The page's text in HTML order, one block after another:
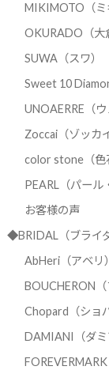
MIKIMOTO（ミ
OKURADO（大
SUWA（スワ）
Sweet 10
UNOAERRE（ウ
Zoccai（ゾッカイ
color stone（色
PEARL（パール
お客様の声
◆BRIDAL（ブライ
AbHeri（アベリ）
BOUCHERON（
Chopard（ショ
DAMIANI（ダミ